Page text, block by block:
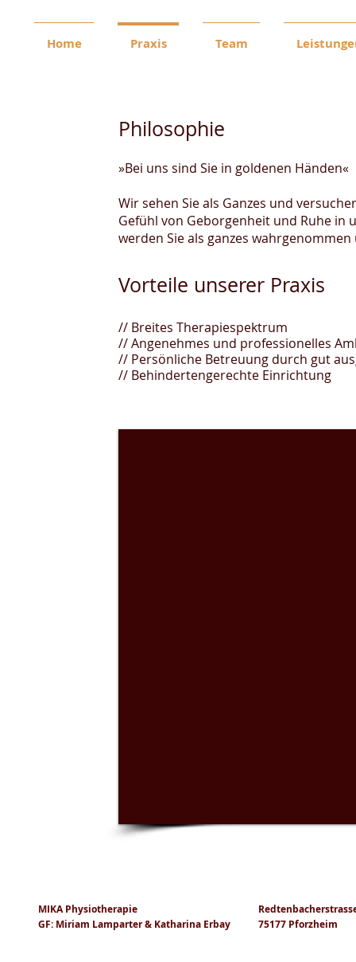
Team
Praxis
Home
Philosophie
»​Bei uns sind Sie in goldenen Händen«
Wir sehen Sie als Ganzes und
Gefühl von Geborgenheit und Ruhe in
werden Sie als ganzes
Vorteile unserer Praxis​
// Breites Therapiespektrum
// Angenehmes und professionelles
// Persönliche Betreuung durch gut
// Behindertengerechte Einrichtung
MIKA Physiotherapie
GF: Miriam Lamparter & Katharina Erbay
75177 Pforzheim